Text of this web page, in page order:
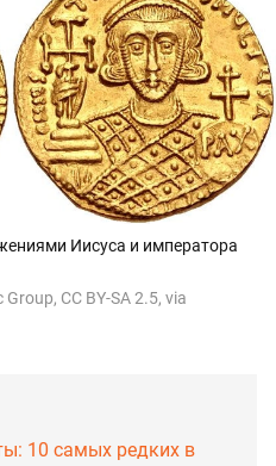
Иисуса и императора
CC BY-SA 2.5, via
10 самых редких в